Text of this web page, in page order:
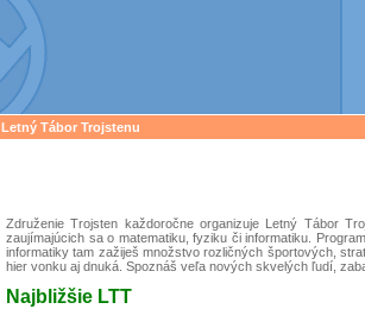
Letný Tábor Trojstenu
Združenie Trojsten každoročne organizuje Letný Tábor
zaujímajúcich sa o matematiku, fyziku či informatiku.
informatiky tam zažiješ množstvo rozličných športových,
hier vonku aj dnuká. Spoznáš veľa nových skvelých ľudí,
Najbližšie LTT